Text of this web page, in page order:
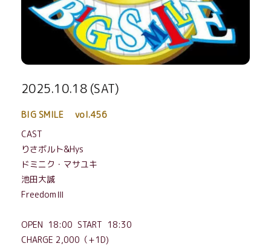
2025.10.18 (SAT)
BIG SMILE vol.456
CAST
りさボルト&Hys
ドミニク・マサユキ
池田大誠
Freedom Ⅲ
OPEN 18:00 START 18:30
CHARGE 2,000（+1D)